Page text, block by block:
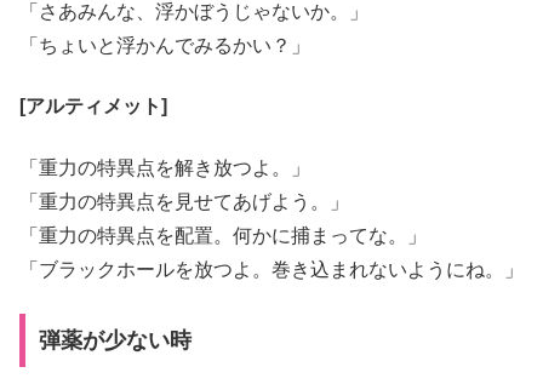
「さあみんな、浮かぼうじゃないか。」
「ちょいと浮かんでみるかい？」
[アルティメット]
「重力の特異点を解き放つよ。」
「重力の特異点を見せてあげよう。」
「重力の特異点を配置。何かに捕まってな。」
「ブラックホールを放つよ。巻き込まれないようにね。」
弾薬が少ない時